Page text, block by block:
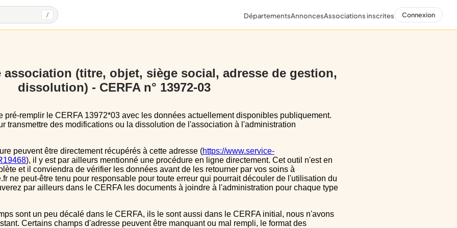
/ DépartementsAnnoncesAssociations inscrites Connexion
(titre, objet, siège social, adresse de gestion,
dissolution) - CERFA n° 13972-03
transmettre des modifications ou la dissolution de l'association à l'administration
peuvent être directement récupérés à cette adresse (https://www.service-
), il y est par ailleurs mentionné une procédure en ligne directement. Cet outil n'est en
et il conviendra de vérifier les données avant de les retourner par vos soins à
ne peut-être tenu pour responsable pour toute erreur qui pourrait découler de l'utilisation du
par ailleurs dans le CERFA les documents à joindre à l'administration pour chaque type
Certains champs d'adresse peuvent être manquant ou mal rempli, le format des